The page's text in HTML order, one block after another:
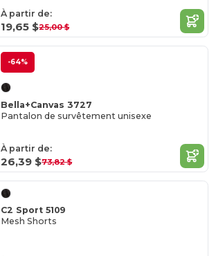
À partir de:
19,65 $25,00 $
-64%
Bella+Canvas 3727
Pantalon de survêtement unisexe
À partir de:
26,39 $73,82 $
C2 Sport 5109
Mesh Shorts